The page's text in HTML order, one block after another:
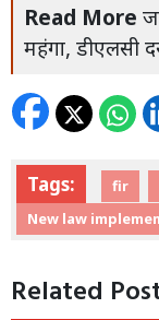
Read More
महंगा, डीएलसी
Tags: fir
New law
Related